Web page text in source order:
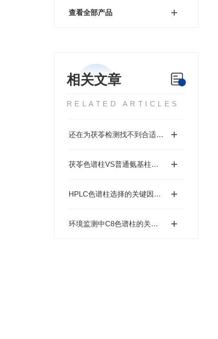
查看全部产品
相关文章
RELATED ARTICLES
还在为茯苓检测找不到合适的色谱柱发愁？恒谱生这款茯苓色谱柱来帮忙
茯苓色谱柱VS普通氨基柱：保留时间稳定性与杂质干扰对比
HPLC色谱柱选择的关键因素有哪些？
环境监测中C8色谱柱的关键作用